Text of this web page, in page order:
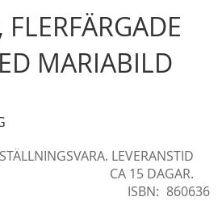
MARIABILD
LEVERANSTID
CA 15 DAGAR.
ISBN
860636